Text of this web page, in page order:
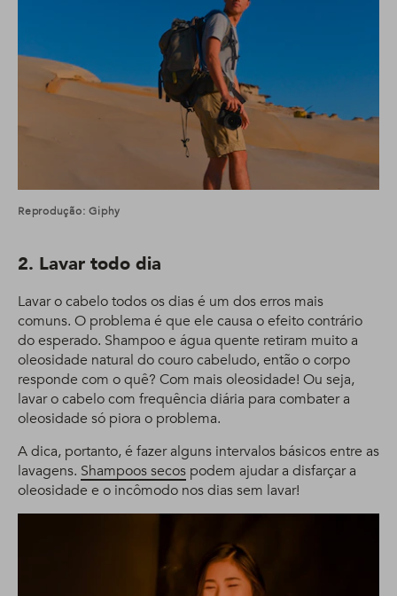
Reprodução: Giphy
2. Lavar todo dia
Lavar o cabelo todos os dias é um dos erros mais
comuns. O problema é que ele causa o efeito contrário
do esperado. Shampoo e água quente retiram muito a
oleosidade natural do couro cabeludo, então o corpo
responde com o quê? Com mais oleosidade! Ou seja,
lavar o cabelo com frequência diária para combater a
oleosidade só piora o problema.
A dica, portanto, é fazer alguns intervalos básicos entre as
lavagens. Shampoos secos podem ajudar a disfarçar a
oleosidade e o incômodo nos dias sem lavar!